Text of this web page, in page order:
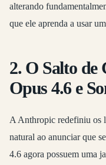
alterando
que ele aprenda a usar
2. O Salto de
Opus 4.6 e
A Anthropic redefiniu os
natural ao anunciar que
4.6 agora possuem uma